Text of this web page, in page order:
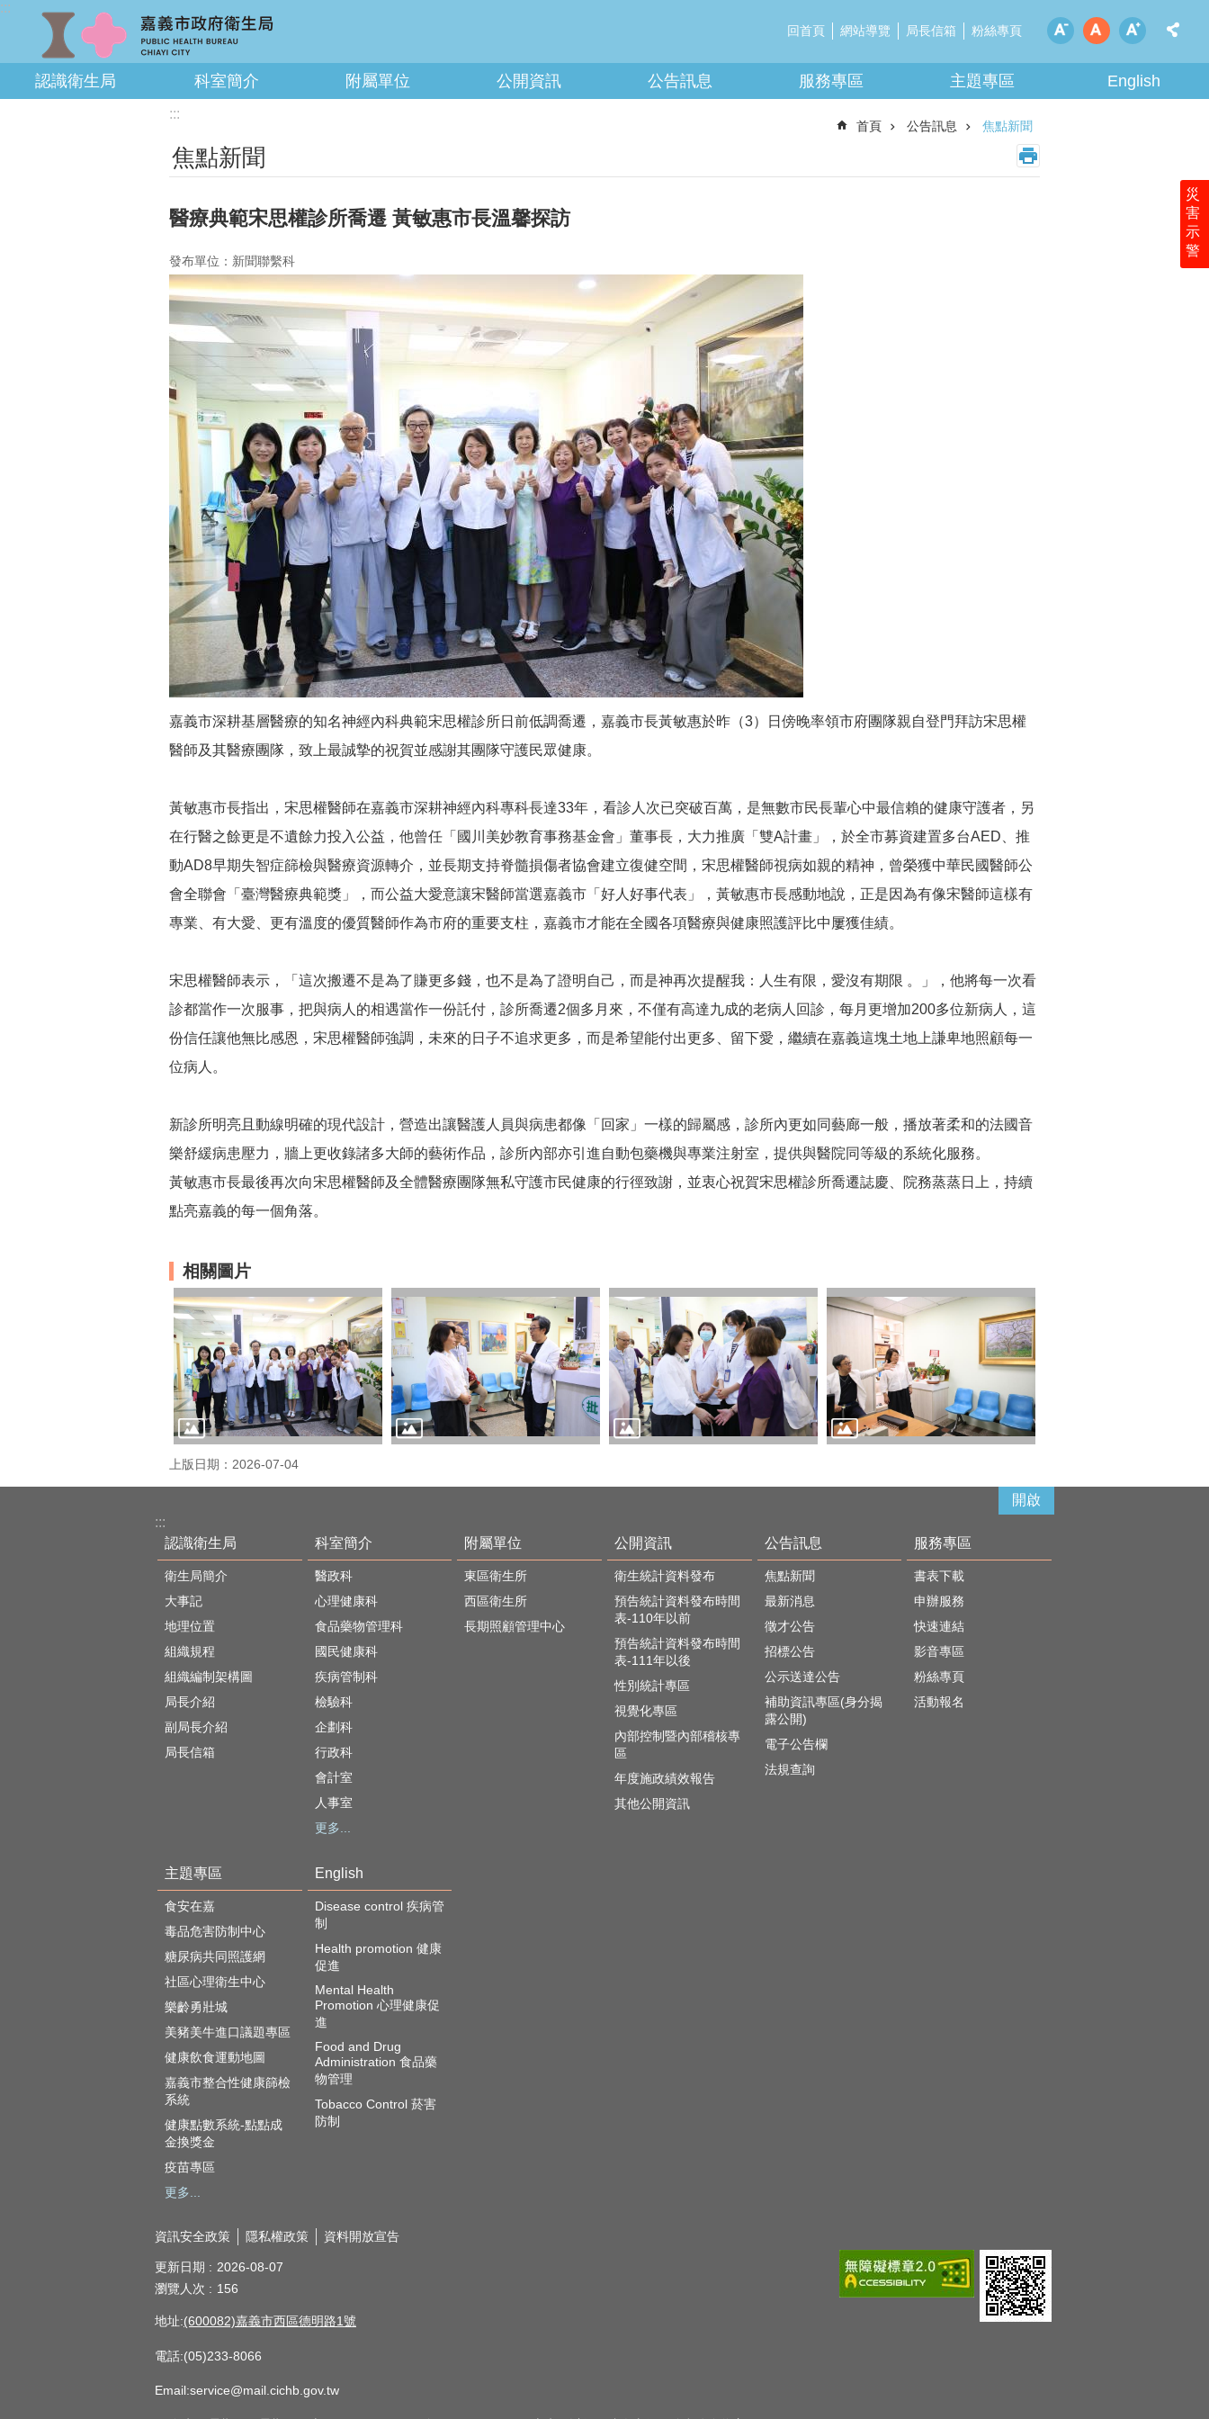
跳到主要內容區塊
:::
回首頁 網站導覽 局長信箱 粉絲專頁
災
害
示
警
認識衛生局 科室簡介 附屬單位 公開資訊 公告訊息 服務專區 主題專區 English
:::
首頁 公告訊息 焦點新聞
焦點新聞
醫療典範宋思權診所喬遷 黃敏惠市長溫馨探訪
發布單位：新聞聯繫科
嘉義市深耕基層醫療的知名神經內科典範宋思權診所日前低調喬遷，嘉義市長黃敏惠於昨（3）日傍晚率領市府團隊親自登門拜訪宋思權
醫師及其醫療團隊，致上最誠摯的祝賀並感謝其團隊守護民眾健康。
黃敏惠市長指出，宋思權醫師在嘉義市深耕神經內科專科長達33年，看診人次已突破百萬，是無數市民長輩心中最信賴的健康守護者，另
在行醫之餘更是不遺餘力投入公益，他曾任「國川美妙教育事務基金會」董事長，大力推廣「雙A計畫」，於全市募資建置多台AED、推
動AD8早期失智症篩檢與醫療資源轉介，並長期支持脊髓損傷者協會建立復健空間，宋思權醫師視病如親的精神，曾榮獲中華民國醫師公
會全聯會「臺灣醫療典範獎」，而公益大愛意讓宋醫師當選嘉義市「好人好事代表」，黃敏惠市長感動地說，正是因為有像宋醫師這樣有
專業、有大愛、更有溫度的優質醫師作為市府的重要支柱，嘉義市才能在全國各項醫療與健康照護評比中屢獲佳績。
宋思權醫師表示，「這次搬遷不是為了賺更多錢，也不是為了證明自己，而是神再次提醒我：人生有限，愛沒有期限 。」，他將每一次看
診都當作一次服事，把與病人的相遇當作一份託付，診所喬遷2個多月來，不僅有高達九成的老病人回診，每月更增加200多位新病人，這
份信任讓他無比感恩，宋思權醫師強調，未來的日子不追求更多，而是希望能付出更多、留下愛，繼續在嘉義這塊土地上謙卑地照顧每一
位病人。
新診所明亮且動線明確的現代設計，營造出讓醫護人員與病患都像「回家」一樣的歸屬感，診所內更如同藝廊一般，播放著柔和的法國音
樂舒緩病患壓力，牆上更收錄諸多大師的藝術作品，診所內部亦引進自動包藥機與專業注射室，提供與醫院同等級的系統化服務。
黃敏惠市長最後再次向宋思權醫師及全體醫療團隊無私守護市民健康的行徑致謝，並衷心祝賀宋思權診所喬遷誌慶、院務蒸蒸日上，持續
點亮嘉義的每一個角落。
相關圖片
上版日期：2026-07-04
開啟
:::
認識衛生局
衛生局簡介
大事記
地理位置
組織規程
組織編制架構圖
局長介紹
副局長介紹
局長信箱
科室簡介
醫政科
心理健康科
食品藥物管理科
國民健康科
疾病管制科
檢驗科
企劃科
行政科
會計室
人事室
更多...
附屬單位
東區衛生所
西區衛生所
長期照顧管理中心
公開資訊
衛生統計資料發布
預告統計資料發布時間
表-110年以前
預告統計資料發布時間
表-111年以後
性別統計專區
視覺化專區
內部控制暨內部稽核專
區
年度施政績效報告
其他公開資訊
公告訊息
焦點新聞
最新消息
徵才公告
招標公告
公示送達公告
補助資訊專區(身分揭
露公開)
電子公告欄
法規查詢
服務專區
書表下載
申辦服務
快速連結
影音專區
粉絲專頁
活動報名
主題專區
食安在嘉
毒品危害防制中心
糖尿病共同照護網
社區心理衛生中心
樂齡勇壯城
美豬美牛進口議題專區
健康飲食運動地圖
嘉義市整合性健康篩檢
系統
健康點數系統-點點成
金換獎金
疫苗專區
更多...
English
Disease control 疾病管
制
Health promotion 健康
促進
Mental Health
Promotion 心理健康促
進
Food and Drug
Administration 食品藥
物管理
Tobacco Control 菸害
防制
資訊安全政策 隱私權政策 資料開放宣告
更新日期
2026-08-07
瀏覽人次
156
地址:(600082)嘉義市西區德明路1號
電話:(05)233-8066
Email:service@mail.cichb.gov.tw